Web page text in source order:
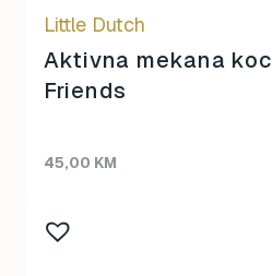
Little Dutch
Aktivna mekana
Friends
45,00 KM